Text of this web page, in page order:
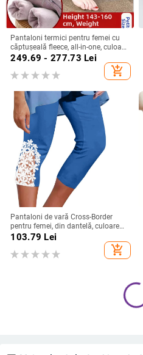
Pantaloni termici pentru femei cu
căptușeală fleece, all-in-one, culoare
solidă, amestec din bumbac–
viscoză, ultra grosi, elasticitate
înaltă (Bumbac 70–80%; Viscoză
249.69 - 277.73 Lei
add_shopping_cart
Pantaloni de vară Cross-Border
pentru femei, din dantelă, culoare
uni, cu strat de bază simplu pentru
îmbrăcăminte de exterior (pantaloni
103.79 Lei
add_shopping_cart